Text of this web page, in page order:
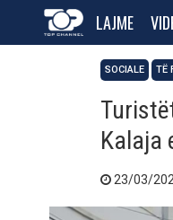
LAJME
SOCIALE TË
Kalaja
23/03/